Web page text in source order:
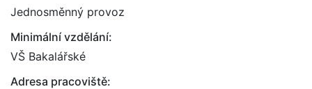
Jednosměnný provoz
Minimální vzdělání:
VŠ Bakalářské
Adresa pracoviště: